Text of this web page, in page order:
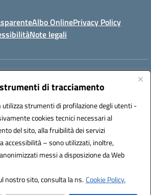
di tracciamento
strumenti di profilazione degli utenti -
cookies tecnici necessari al
del sito, alla fruibilità dei servizi
accessibilità – sono utilizzati, inoltre,
messi a disposizione da Web
nostro sito, consulta la ns.Cookie Policy.
Albo OnlinePrivacy Policy
Note legali
08 Email:anic82000a@istruzione.it
ANIC82000A
(CUF): UFF6L6
Powered by 3D Solution S.r.l.
& Design by Designers Italia